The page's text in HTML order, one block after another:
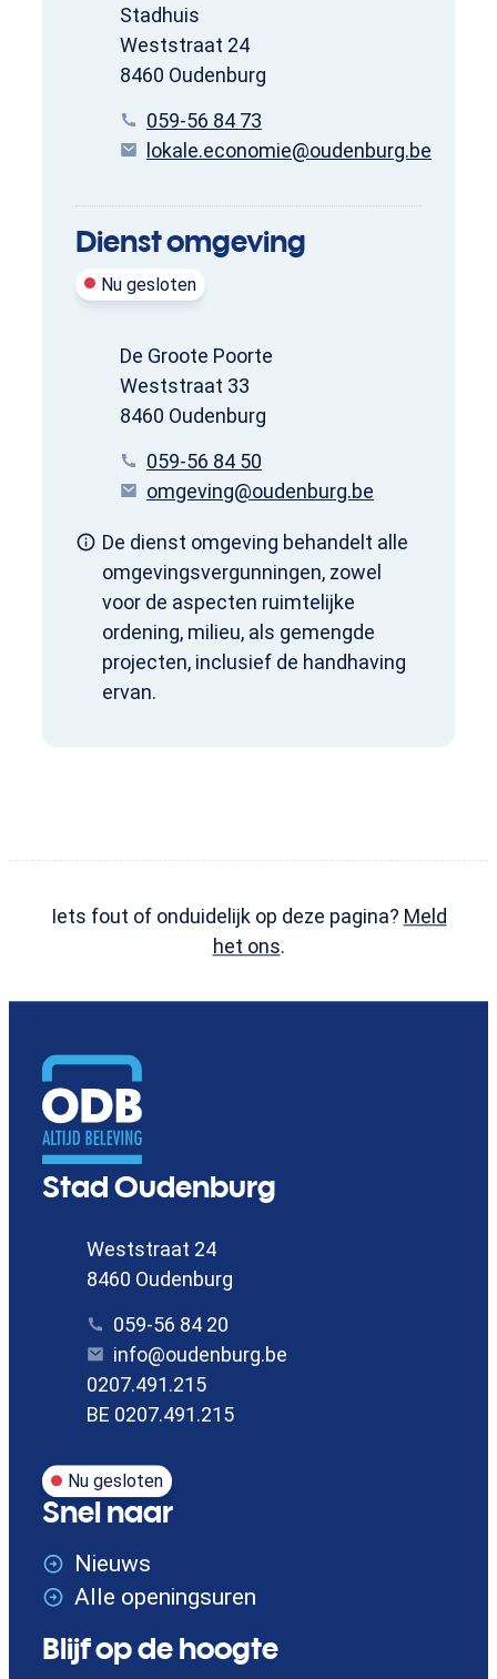
AdresStadhuis
Weststraat 24
,8460 Oudenburg
059-56 84 73
E-mail
lokale.economie@oudenburg.be
Dienst omgeving
Nu gesloten
AdresDe Groote Poorte
Weststraat 33
,8460 Oudenburg
059-56 84 50
E-mail
omgeving@oudenburg.be
De dienst omgeving behandelt alle
omgevingsvergunningen, zowel
voor de aspecten ruimtelijke
ordening, milieu, als gemengde
projecten, inclusief de handhaving
ervan.
Iets fout of onduidelijk op deze pagina? Meld
het ons.
Contact
Stad Oudenburg
Nu gesloten
AdresWeststraat 24
,8460 Oudenburg
059-56 84 20
E-mail
info@oudenburg.be
Ondernemingsnummer
0207.491.215
BTW nr.BE 0207.491.215
Snel naar
Nieuws
Alle openingsuren
Blijf op de hoogte